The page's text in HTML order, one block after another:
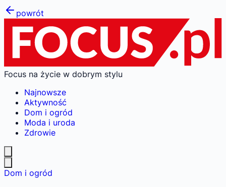
powrót
Focus na życie w dobrym stylu
Najnowsze
Aktywność
Dom i ogród
Moda i uroda
Zdrowie
Dom i ogród